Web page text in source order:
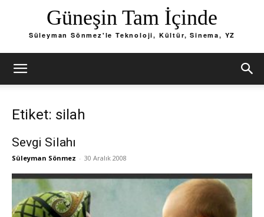
Güneşin Tam İçinde
Süleyman Sönmez'le Teknoloji, Kültür, Sinema, YZ
Etiket: silah
Sevgi Silahı
Süleyman Sönmez - 30 Aralık 2008